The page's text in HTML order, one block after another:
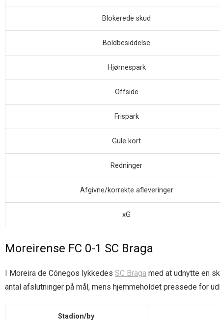
Blokerede skud
Boldbesiddelse
Hjørnespark
Offside
Frispark
Gule kort
Redninger
Afgivne/korrekte afleveringer
xG
Moreirense FC 0-1 SC Braga
I Moreira de Cónegos lykkedes SC Braga med at udnytte en
antal afslutninger på mål, mens hjemmeholdet pressede for
Stadion/by